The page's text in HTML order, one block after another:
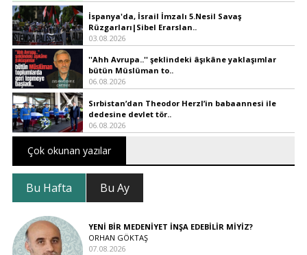
İspanya'da, İsrail İmzalı 5.Nesil Savaş
Rüzgarları|Sibel Erarslan..
03.08.2026
''Ahh Avrupa..'' şeklindeki âşıkâne yaklaşımlar
bütün Müslüman to..
06.08.2026
Sırbistan’dan Theodor Herzl’in babaannesi ile
dedesine devlet tör..
06.08.2026
Çok okunan yazılar
Bu Hafta Bu Ay
YENİ BİR MEDENİYET İNŞA EDEBİLİR MİYİZ?
ORHAN GÖKTAŞ
07.08.2026